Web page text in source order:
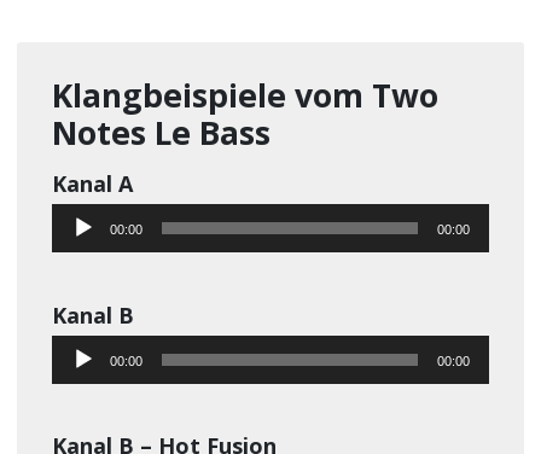
Klangbeispiele vom Two
Notes Le Bass
Kanal A
Audio-00:00 00:00
Kanal B
Audio-00:00 00:00
Kanal B – Hot Fusion